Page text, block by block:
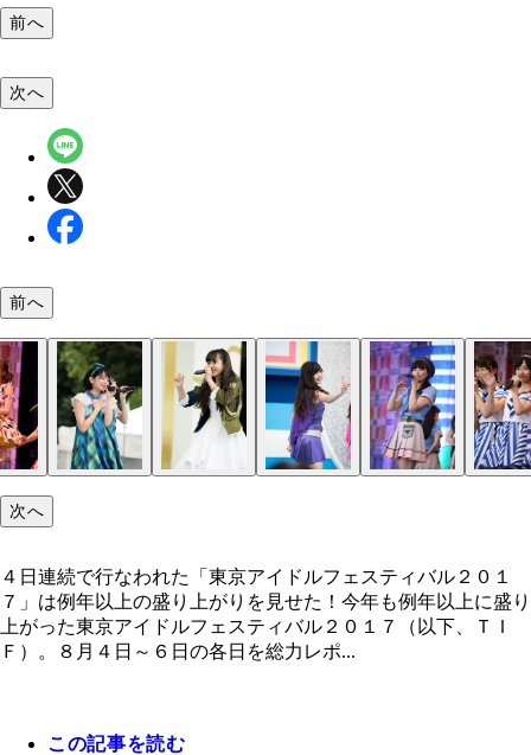
前へ
次へ
前へ
次へ
４日連続で行なわれた「東京アイドルフェスティバル２０１
７」は例年以上の盛り上がりを見せた！今年も例年以上に盛り
上がった東京アイドルフェスティバル２０１７（以下、ＴＩ
Ｆ）。８月４日～６日の各日を総力レポ...
この記事を読む